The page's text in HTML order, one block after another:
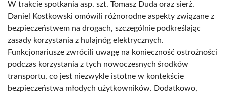
W trakcie spotkania asp. szt. Tomasz Duda oraz sierż.
Daniel Kostkowski omówili różnorodne aspekty związane z
bezpieczeństwem na drogach, szczególnie podkreślając
zasady korzystania z hulajnóg elektrycznych.
Funkcjonariusze zwrócili uwagę na konieczność ostrożności
podczas korzystania z tych nowoczesnych środków
transportu, co jest niezwykle istotne w kontekście
bezpieczeństwa młodych użytkowników. Dodatkowo,